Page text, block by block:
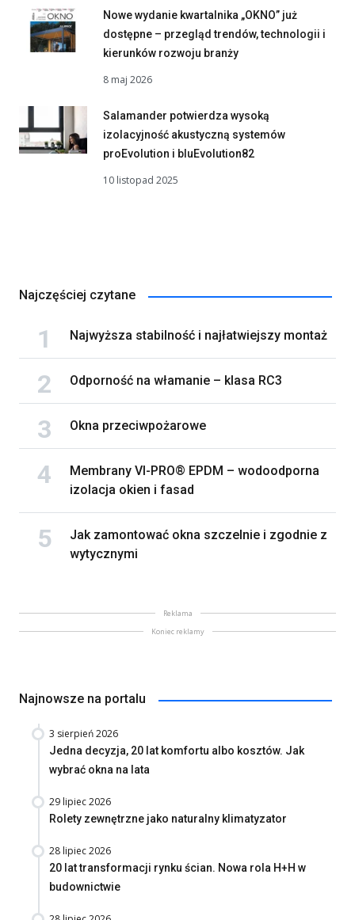
Nowe wydanie kwartalnika „OKNO” już
dostępne – przegląd trendów, technologii i
kierunków rozwoju branży
8 maj 2026
Salamander potwierdza wysoką
izolacyjność akustyczną systemów
proEvolution i bluEvolution82
10 listopad 2025
Najczęściej czytane
Najwyższa stabilność i najłatwiejszy montaż
Odporność na włamanie – klasa RC3
Okna przeciwpożarowe
Membrany VI-PRO® EPDM – wodoodporna
izolacja okien i fasad
Jak zamontować okna szczelnie i zgodnie z
wytycznymi
Reklama
Koniec reklamy
Najnowsze na portalu
3 sierpień 2026
Jedna decyzja, 20 lat komfortu albo kosztów. Jak
wybrać okna na lata
29 lipiec 2026
Rolety zewnętrzne jako naturalny klimatyzator
28 lipiec 2026
20 lat transformacji rynku ścian. Nowa rola H+H w
budownictwie